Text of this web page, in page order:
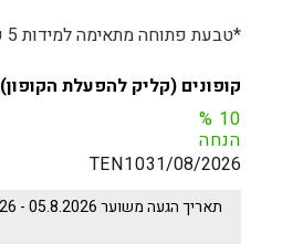
*טבעת פתוחה מתאימה למידות 5 עד 9
קופונים (קליק להפעלת הקופון)
10
%
הנחה
TEN1031/08/2026